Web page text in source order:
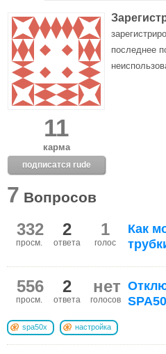
11
карма
подписатся rude
последнее
7 Вопросов
1
голос
2
ответа
332
просм.
Как
нет
голосов
2
ответа
556
просм.
spa50x настройка